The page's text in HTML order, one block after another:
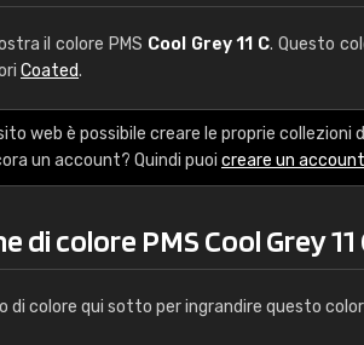
il colore PMS Cool Grey 11 C. Questo
Coated.
web è possibile creare le proprie collezioni
un account? Quindi puoi creare un account
di colore PMS Cool Grey 11
di colore qui sotto per ingrandire questo